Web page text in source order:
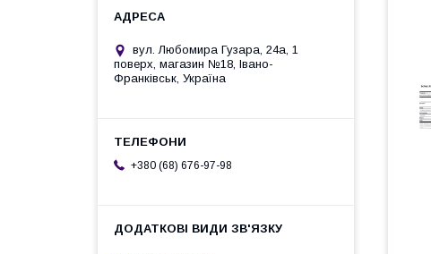
вул. Любомира Гузара, 24а, 1
поверх, магазин №18, Івано-
Франківськ, Україна
+380 (68) 676-97-98